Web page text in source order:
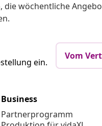
die wöchentliche
ein.
Vom
Business
Partnerprogramm